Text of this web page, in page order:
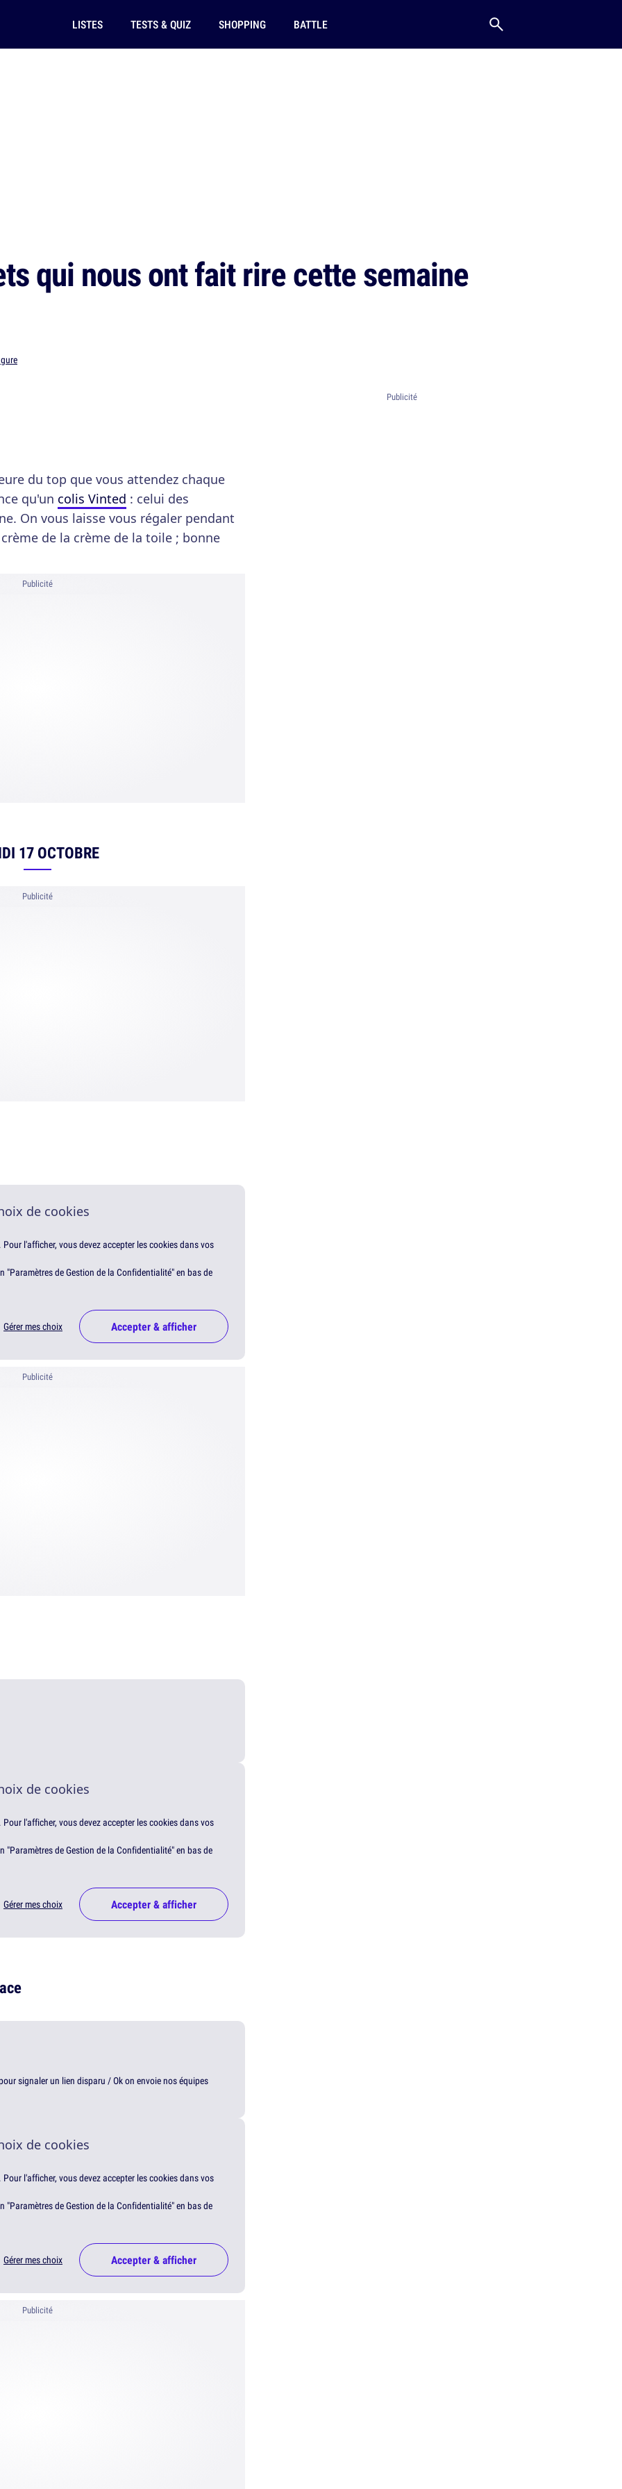
LISTES TESTS & QUIZ SHOPPING BATTLE
qui nous ont fait rire cette semaine
du top que vous attendez chaque
qu'un colis Vinted : celui des
On vous laisse vous régaler pendant
de la crème de la toile ; bonne
Publicité
17 OCTOBRE
Publicité
de cookies
l'afficher, vous devez accepter les cookies dans vos
"Paramètres de Gestion de la Confidentialité" en bas de
Gérer mes choix Accepter & afficher
Publicité
de cookies
l'afficher, vous devez accepter les cookies dans vos
"Paramètres de Gestion de la Confidentialité" en bas de
Gérer mes choix Accepter & afficher
signaler un lien disparu / Ok on envoie nos équipes
de cookies
l'afficher, vous devez accepter les cookies dans vos
"Paramètres de Gestion de la Confidentialité" en bas de
Gérer mes choix Accepter & afficher
Publicité